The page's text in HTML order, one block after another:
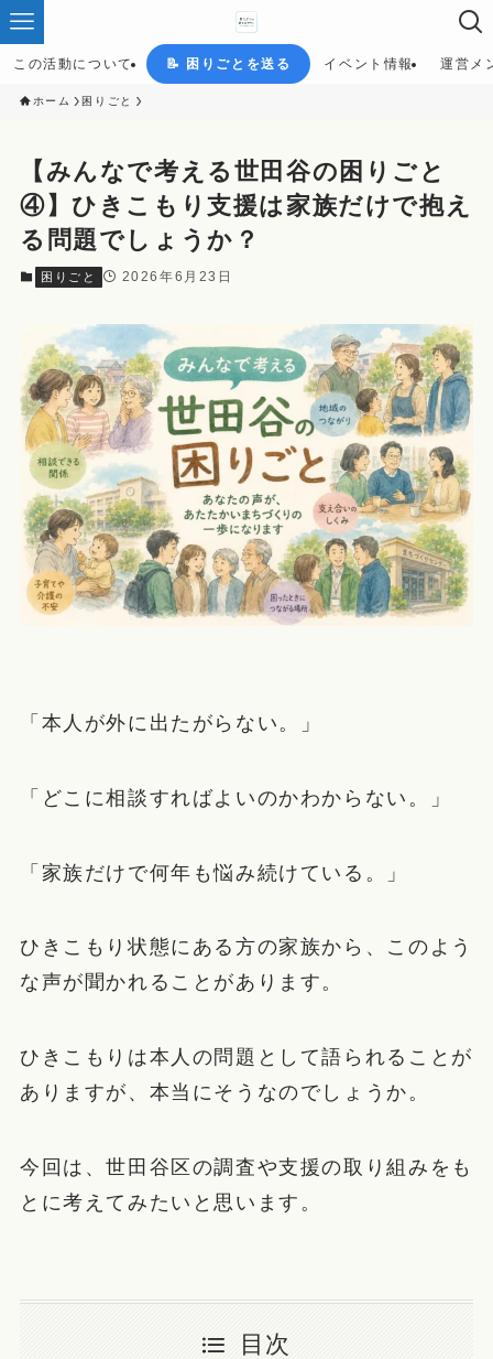
この活動について 📝 困りごとを送る イベント情報 運営メ
ホーム 困りごと
【みんなで考える世田谷の困りごと
④】ひきこもり支援は家族だけで抱え
る問題でしょうか？
困りごと 2026年6月23日
「本人が外に出たがらない。」
「どこに相談すればよいのかわからない。」
「家族だけで何年も悩み続けている。」
ひきこもり状態にある方の家族から、このよう
な声が聞かれることがあります。
ひきこもりは本人の問題として語られることが
ありますが、本当にそうなのでしょうか。
今回は、世田谷区の調査や支援の取り組みをも
とに考えてみたいと思います。
目次